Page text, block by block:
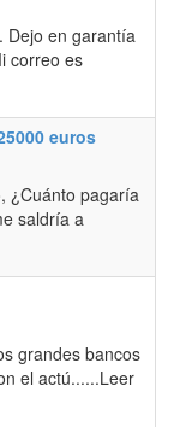
Dejo en garantía
correo es
euros
¿Cuánto pagaría
saldría a
grandes bancos
el actú......Leer